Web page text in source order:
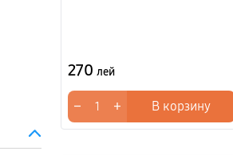
270 лей
− + В корзину